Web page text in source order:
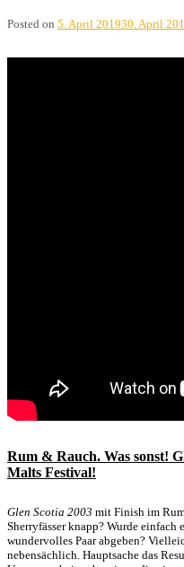
Posted on 5. April 201930. April
Rum & Rauch. Was sonst!
Malts Festival!
Glen Scotia 2003 mit Finish im
Sherryfässer knapp? Wurde
wundervolles Paar abgeben?
nebensächlich. Hauptsache das